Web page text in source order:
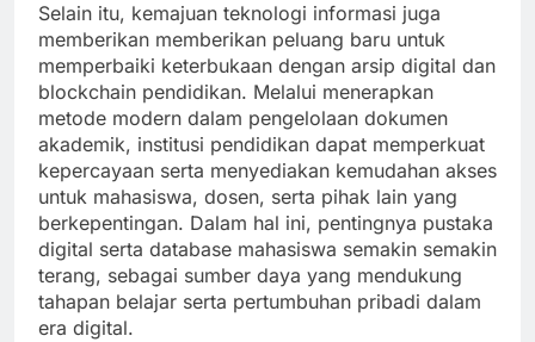
Selain itu, kemajuan teknologi informasi juga
memberikan memberikan peluang baru untuk
memperbaiki keterbukaan dengan arsip digital dan
blockchain pendidikan. Melalui menerapkan
metode modern dalam pengelolaan dokumen
akademik, institusi pendidikan dapat memperkuat
kepercayaan serta menyediakan kemudahan akses
untuk mahasiswa, dosen, serta pihak lain yang
berkepentingan. Dalam hal ini, pentingnya pustaka
digital serta database mahasiswa semakin semakin
terang, sebagai sumber daya yang mendukung
tahapan belajar serta pertumbuhan pribadi dalam
era digital.